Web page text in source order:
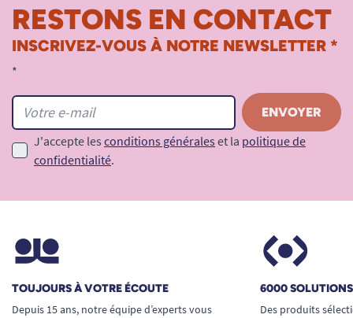
RESTONS EN CONTACT
INSCRIVEZ-VOUS À NOTRE NEWSLETTER *
*
J'accepte les conditions générales et la politique de
confidentialité.
TOUJOURS À VOTRE ÉCOUTE
Depuis 15 ans, notre équipe d’experts vous
6000
Des produits